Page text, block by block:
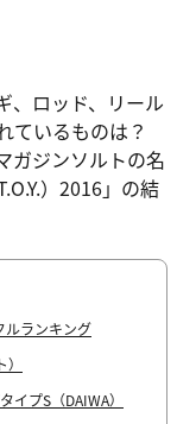
、ロッド、リール
ているものは？
ガジンソルトの名
）2016」の結
ルランキング
プS（DAIWA）